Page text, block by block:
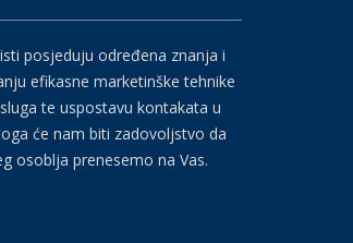
posjeduju određena znanja i
efikasne marketinške tehnike
te uspostavu kontakata u
će nam biti zadovoljstvo da
osoblja prenesemo na Vas.